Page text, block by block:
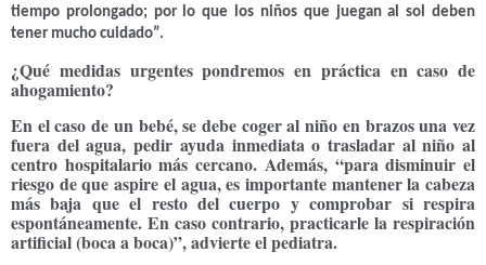
tiempo prolongado; por lo que los niños que juegan al sol deben
tener mucho cuidado”.
¿Qué medidas urgentes pondremos en práctica en caso de
ahogamiento?
En el caso de un bebé, se debe coger al niño en brazos una vez
fuera del agua, pedir ayuda inmediata o trasladar al niño al
centro hospitalario más cercano. Además, “para disminuir el
riesgo de que aspire el agua, es importante mantener la cabeza
más baja que el resto del cuerpo y comprobar si respira
espontáneamente. En caso contrario, practicarle la respiración
artificial (boca a boca)”, advierte el pediatra.